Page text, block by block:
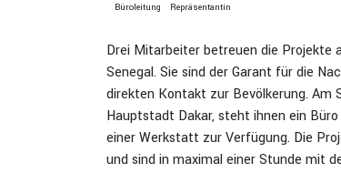
Bürolei­tung
Repräsen­tan­tin
Drei Mitarbeiter betreuen die Projekte
Senegal. Sie sind der Garant für die
direkten Kontakt zur Bevölkerung. Am
Hauptstadt Dakar, steht ihnen ein
einer Werkstatt zur Verfügung. Die
und sind in maximal einer Stunde mit